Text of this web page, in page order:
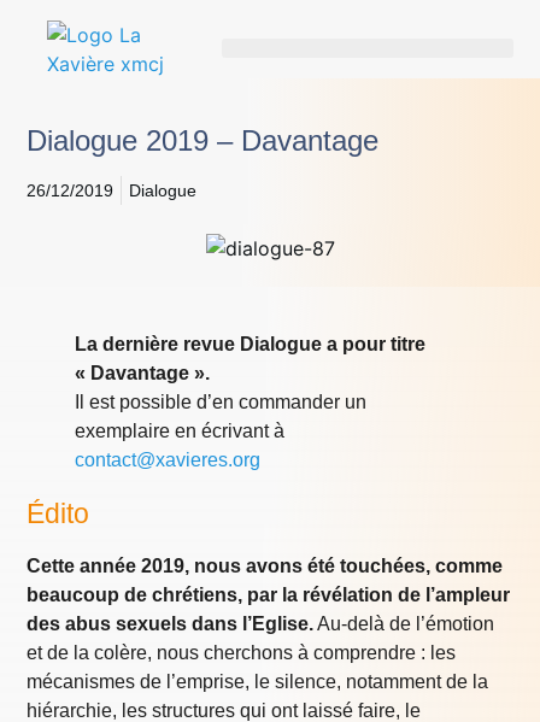
Dialogue 2019 – Davantage
26/12/2019 Dialogue
La dernière revue Dialogue a pour titre
« Davantage ».
Il est possible d’en commander un
exemplaire en écrivant à
contact@xavieres.org
Édito
Cette année 2019, nous avons été touchées, comme
beaucoup de chrétiens, par la révélation de l’ampleur
des abus sexuels dans l’Eglise.Au-delà de l’émotion
et de la colère, nous cherchons à comprendre : les
mécanismes de l’emprise, le silence, notamment de la
hiérarchie, les structures qui ont laissé faire, le